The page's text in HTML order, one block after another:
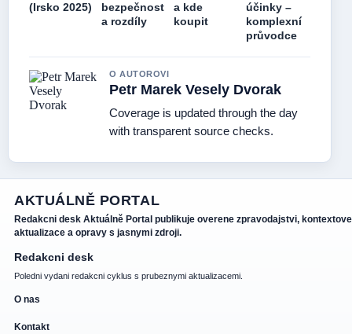
(Irsko 2025)
bezpečnost
a rozdíly
a kde
koupit
účinky –
komplexní
průvodce
O AUTOROVI
Petr Marek Vesely Dvorak
Coverage is updated through the day
with transparent source checks.
AKTUÁLNĚ PORTAL
Redakcni desk Aktuálně Portal publikuje overene zpravodajstvi, kontextove
aktualizace a opravy s jasnymi zdroji.
Redakcni desk
Poledni vydani redakcni cyklus s prubeznymi aktualizacemi.
O nas
Kontakt